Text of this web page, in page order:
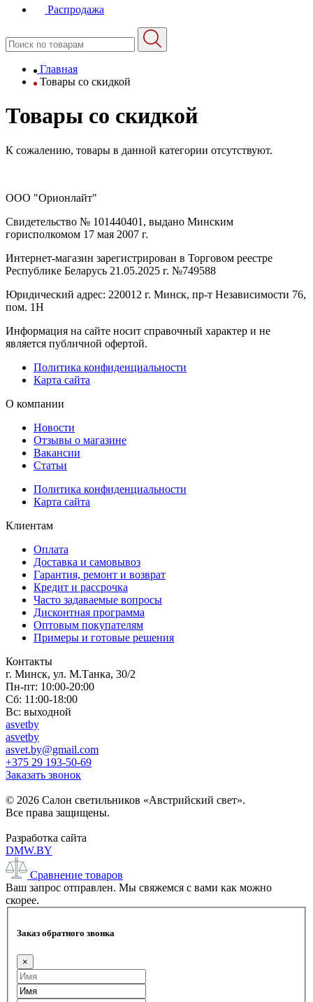
Распродажа
Главная
Товары со скидкой
Товары со скидкой
К сожалению, товары в данной категории отсутствуют.
ООО "Орионлайт"
Свидетельство № 101440401, выдано Минским
горисполкомом 17 мая 2007 г.
Интернет-магазин зарегистрирован в Торговом реестре
Республике Беларусь 21.05.2025 г. №749588
Юридический адрес: 220012 г. Минск, пр-т Независимости 76,
пом. 1Н
Информация на сайте носит справочный характер и не
является публичной офертой.
Политика конфиденциальности
Карта сайта
О компании
Новости
Отзывы о магазине
Вакансии
Статьи
Политика конфиденциальности
Карта сайта
Клиентам
Оплата
Доставка и самовывоз
Гарантия, ремонт и возврат
Кредит и рассрочка
Часто задаваемые вопросы
Дисконтная программа
Оптовым покупателям
Примеры и готовые решения
Контакты
г. Минск, ул. М.Танка, 30/2
Пн-пт: 10:00-20:00
Сб: 11:00-18:00
Вс: выходной
asvetby
asvetby
asvet.by@gmail.com
+375 29 193-50-69
Заказать звонок
© 2026 Салон светильников «Австрийский свет».
Все права защищены.
Разработка сайта
DMW.BY
Сравнение товаров
Ваш запрос отправлен. Мы свяжемся с вами как можно
скорее.
Заказ обратного звонка
×